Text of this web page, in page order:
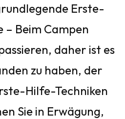
Erste-
Beim Campen
daher ist es
zu haben, der
Hilfe-Techniken
Sie in Erwägung,